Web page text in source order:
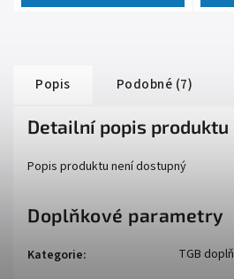
Popis Podobné (7)
Detailní popis produktu
Popis produktu není dostupný
Doplňkové parametry
Kategorie:
TGB